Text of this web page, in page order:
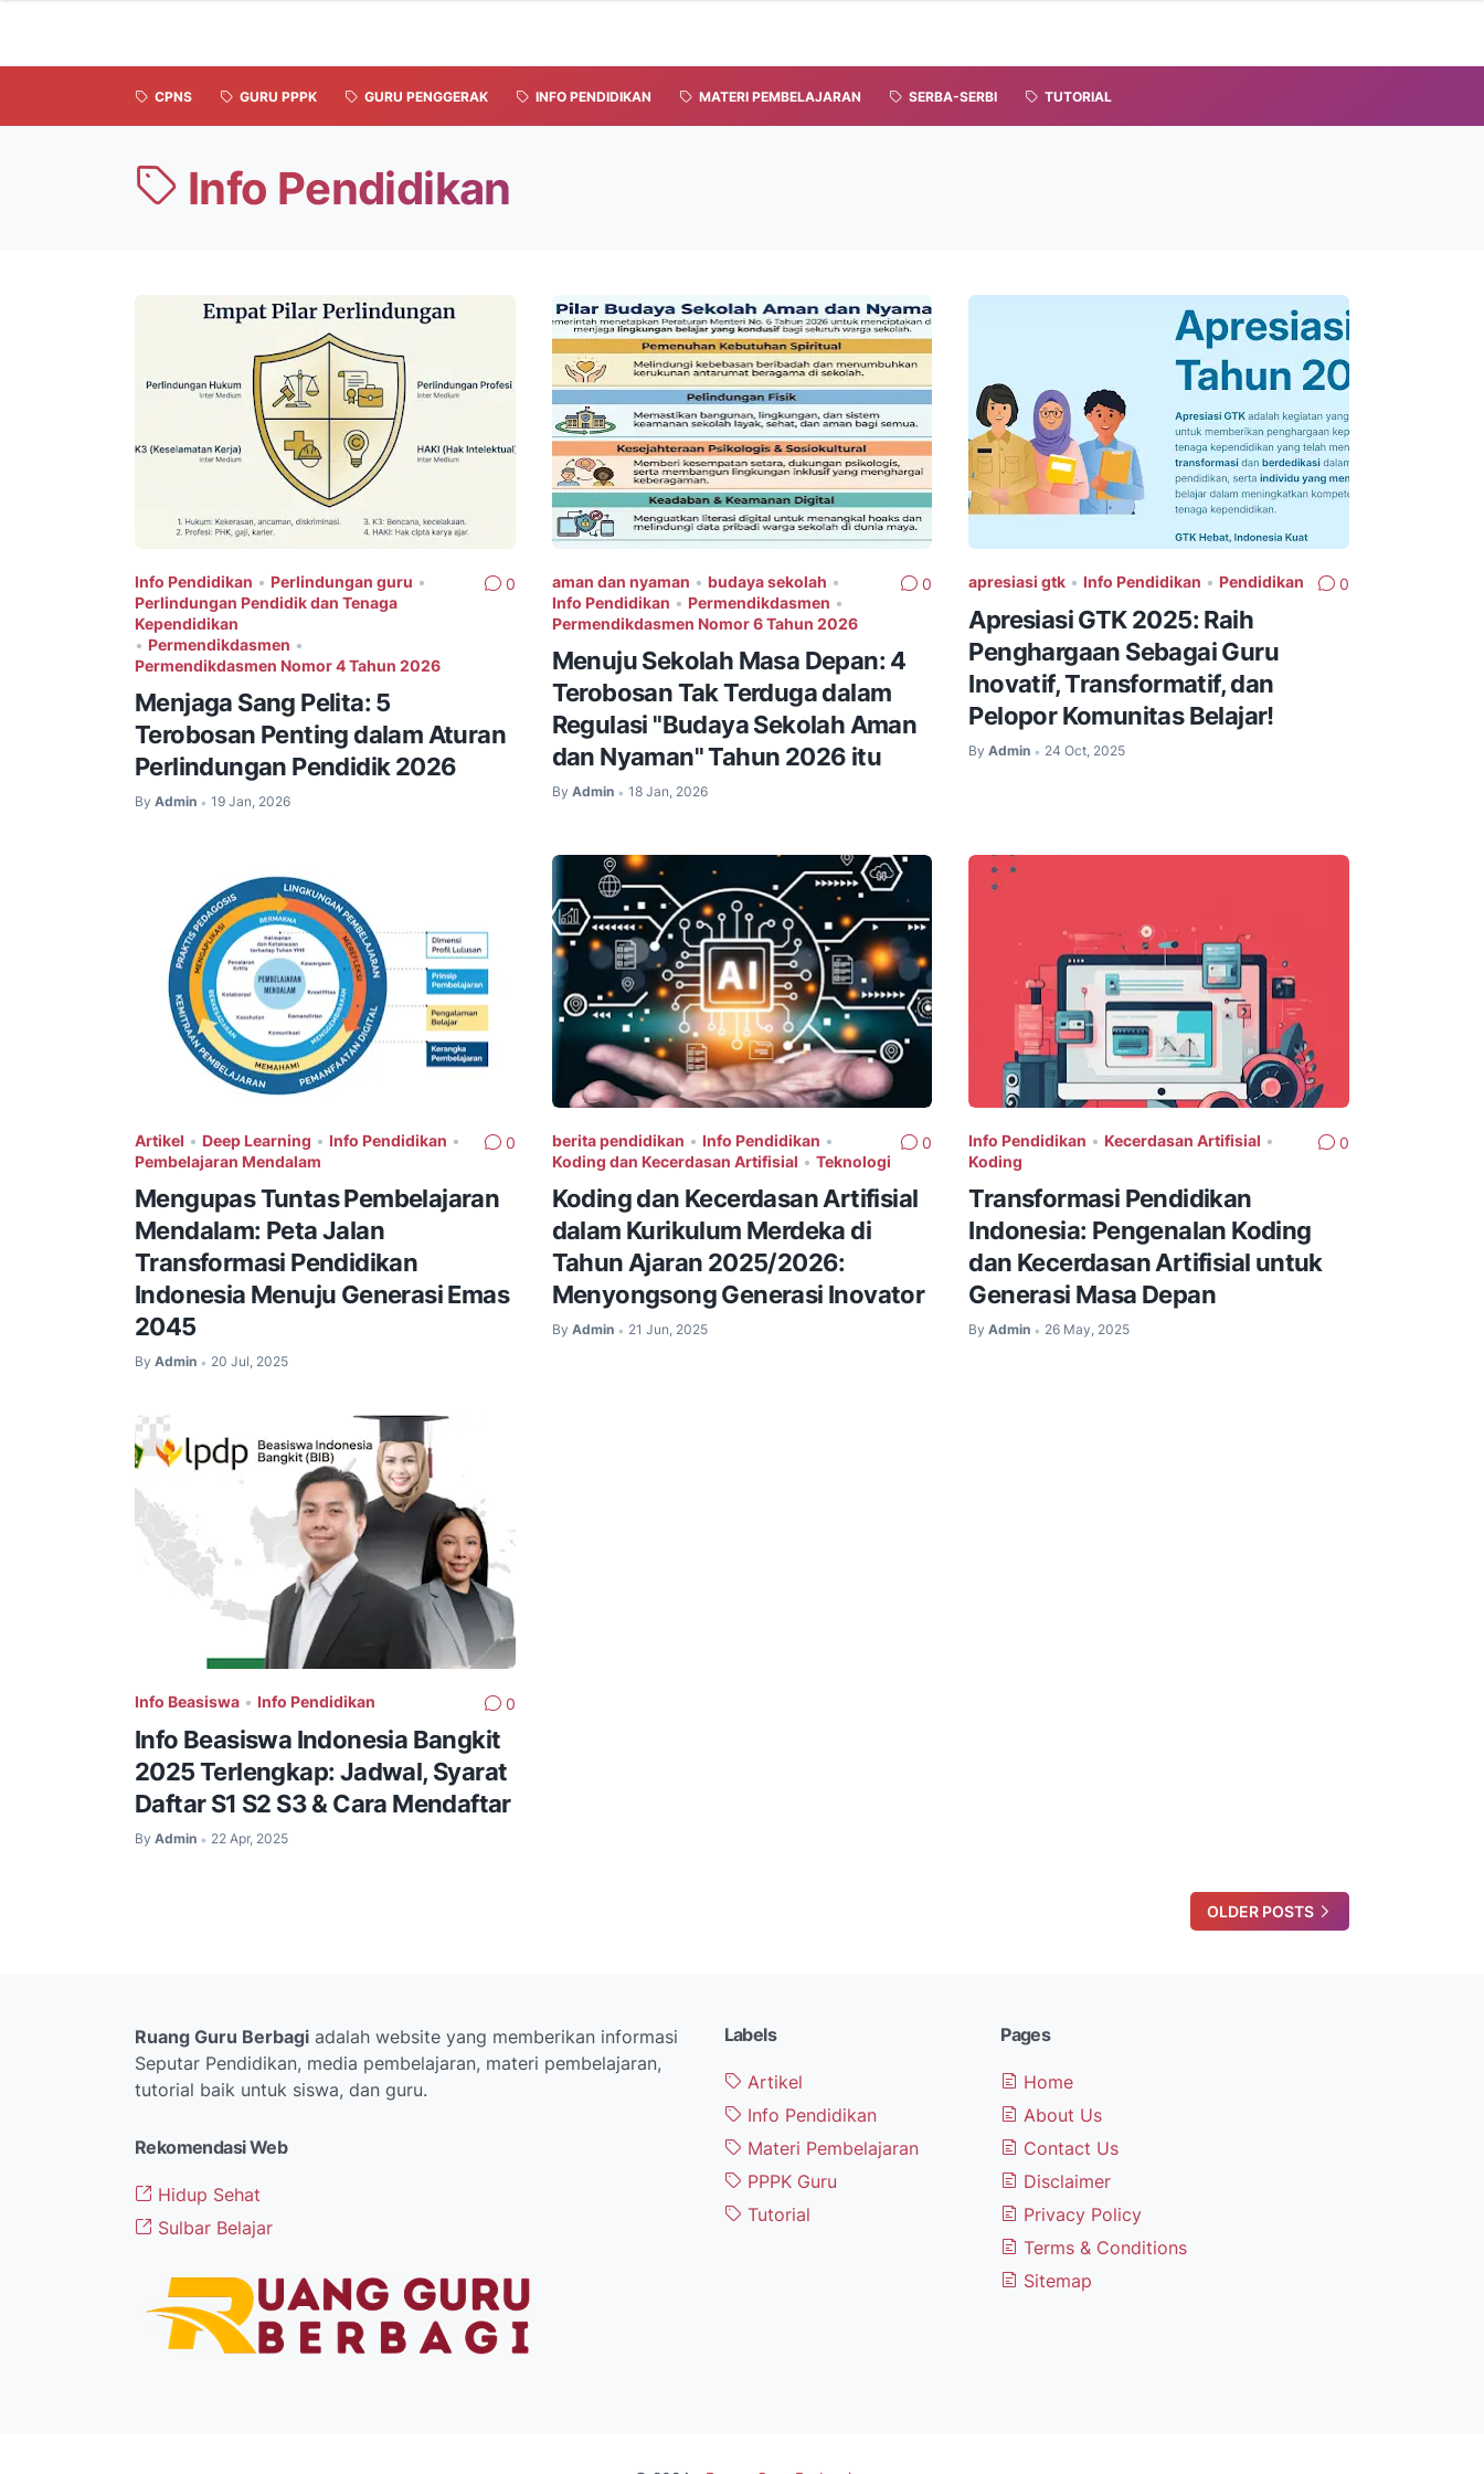
CPNS GURU PPPK GURU PENGGERAK INFO PENDIDIKAN MATERI PEMBELAJARAN SERBA-SERBI TUTORIAL
Info Pendidikan
Info Pendidikan • Perlindungan guru •
Perlindungan Pendidik dan Tenaga
Kependidikan
• Permendikdasmen •
Permendikdasmen Nomor 4 Tahun 2026
0
Menjaga Sang Pelita: 5
Terobosan Penting dalam Aturan
Perlindungan Pendidik 2026
By Admin • 19 Jan, 2026
aman dan nyaman • budaya sekolah •
Info Pendidikan • Permendikdasmen •
Permendikdasmen Nomor 6 Tahun 2026
0
Menuju Sekolah Masa Depan: 4
Terobosan Tak Terduga dalam
Regulasi "Budaya Sekolah Aman
dan Nyaman" Tahun 2026 itu
By Admin • 18 Jan, 2026
apresiasi gtk • Info Pendidikan • Pendidikan 0
Apresiasi GTK 2025: Raih
Penghargaan Sebagai Guru
Inovatif, Transformatif, dan
Pelopor Komunitas Belajar!
By Admin • 24 Oct, 2025
Artikel • Deep Learning • Info Pendidikan •
Pembelajaran Mendalam
0
Mengupas Tuntas Pembelajaran
Mendalam: Peta Jalan
Transformasi Pendidikan
Indonesia Menuju Generasi Emas
2045
By Admin • 20 Jul, 2025
berita pendidikan • Info Pendidikan •
Koding dan Kecerdasan Artifisial • Teknologi
0
Koding dan Kecerdasan Artifisial
dalam Kurikulum Merdeka di
Tahun Ajaran 2025/2026:
Menyongsong Generasi Inovator
By Admin • 21 Jun, 2025
Info Pendidikan • Kecerdasan Artifisial •
Koding
0
Transformasi Pendidikan
Indonesia: Pengenalan Koding
dan Kecerdasan Artifisial untuk
Generasi Masa Depan
By Admin • 26 May, 2025
Info Beasiswa • Info Pendidikan 0
Info Beasiswa Indonesia Bangkit
2025 Terlengkap: Jadwal, Syarat
Daftar S1 S2 S3 & Cara Mendaftar
By Admin • 22 Apr, 2025
OLDER POSTS
Ruang Guru Berbagi adalah website yang memberikan informasi
Seputar Pendidikan, media pembelajaran, materi pembelajaran,
tutorial baik untuk siswa, dan guru.
Rekomendasi Web
Hidup Sehat
Sulbar Belajar
Labels
Artikel
Info Pendidikan
Materi Pembelajaran
PPPK Guru
Tutorial
Pages
Home
About Us
Contact Us
Disclaimer
Privacy Policy
Terms & Conditions
Sitemap